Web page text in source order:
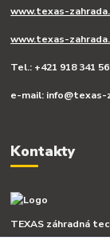
www.texas-
www.texas-
Tel.: +421 918 341
e-mail: info@texas-
Kontakty
TEXAS záhradná